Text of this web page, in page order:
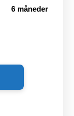
6 måneder